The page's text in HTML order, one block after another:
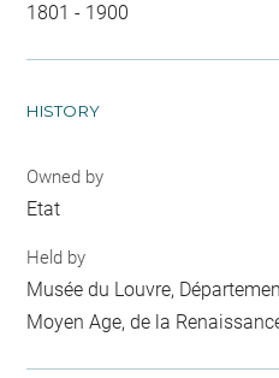
1801 - 1900
HISTORY
Owned by
Etat
Held by
Musée du Louvre,
Moyen Age, de la